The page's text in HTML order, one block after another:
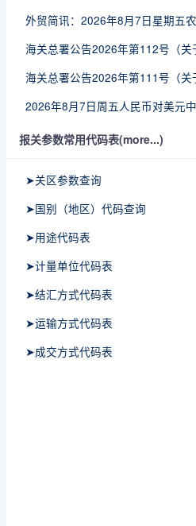
外贸简讯：2026年8月7日星期五
2026年8月7日周五人民币对美元
报关参数常用代码表(more...)
➤关区参数查询
➤国别（地区）代码查询
➤用途代码表
➤计量单位代码表
➤结汇方式代码表
➤运输方式代码表
➤成交方式代码表